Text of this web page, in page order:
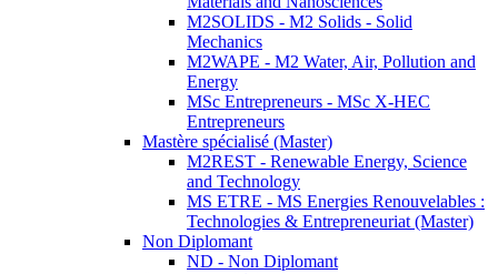
M2SOLIDS - M2 Solids - Solid
Mechanics
M2WAPE - M2 Water, Air, Pollution and
Energy
MSc Entrepreneurs - MSc X-HEC
Entrepreneurs
Mastère spécialisé (Master)
M2REST - Renewable Energy, Science
and Technology
MS ETRE - MS Energies Renouvelables :
Technologies & Entrepreneuriat (Master)
Non Diplomant
ND - Non Diplomant